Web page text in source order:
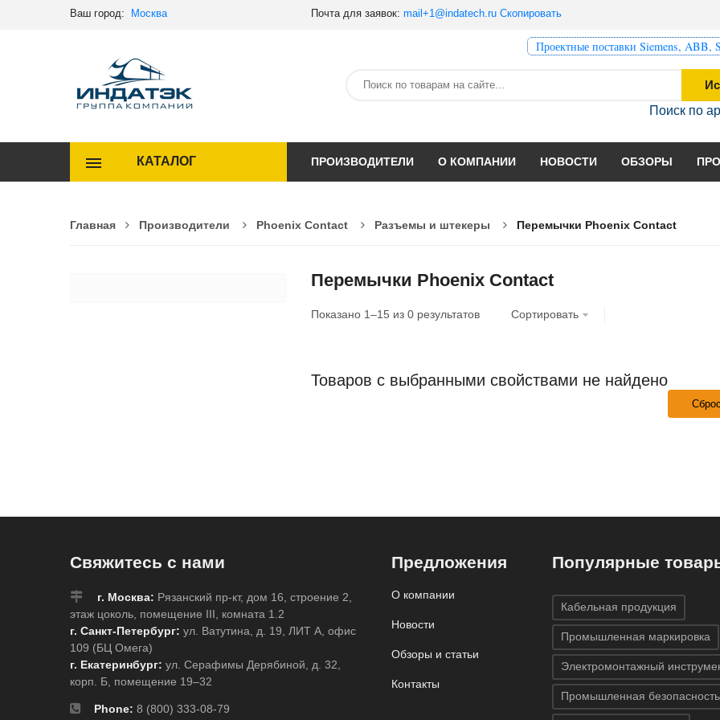
Ваш город: Москва Почта для заявок: mail+1@indatech.ru Скопировать
Проектные поставки Siemens, ABB,
Поиск по
КАТАЛОГ ПРОИЗВОДИТЕЛИ О КОМПАНИИ НОВОСТИ ОБЗОРЫ
Главная Производители Phoenix Contact Разъемы и штекеры Перемычки Phoenix Contact
Перемычки Phoenix Contact
Показано 1–15 из 0 результатов Сортировать
Товаров с выбранными свойствами не найдено
Свяжитесь с нами
г. Москва: Рязанский пр-кт, дом 16, строение 2,
этаж цоколь, помещение III, комната 1.2
г. Санкт-Петербург: ул. Ватутина, д. 19, ЛИТ А, офис
109 (БЦ Омега)
г. Екатеринбург: ул. Серафимы Дерябиной, д. 32,
корп. Б, помещение 19–32
Phone: 8 (800) 333-08-79
Предложения
О компании
Новости
Обзоры и статьи
Контакты
Популярные
Кабельная продукция
Промышленная маркировка
Электромонтажный
Промышленная безопасность